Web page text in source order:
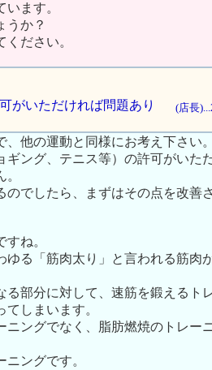
ます。
うか？
ださい。
がいただければ問題あり
(店長
他の運動と同様にお考え下さい。
ング、テニス等）の許可がいた
でしたら、まずはその点を改善
ね。
る「筋肉太り」と言われる筋肉
部分に対して、速筋を鍛えるト
しまいます。
ングでなく、脂肪燃焼のトレー
ングです。